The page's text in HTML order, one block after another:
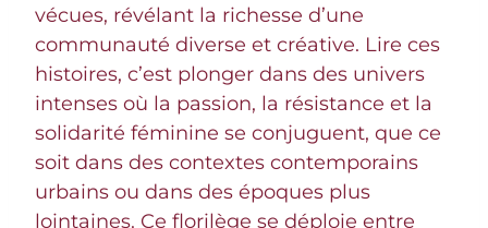
vécues, révélant la richesse d’une
communauté diverse et créative. Lire ces
histoires, c’est plonger dans des univers
intenses où la passion, la résistance et la
solidarité féminine se conjuguent, que ce
soit dans des contextes contemporains
urbains ou dans des époques plus
lointaines. Ce florilège se déploie entre